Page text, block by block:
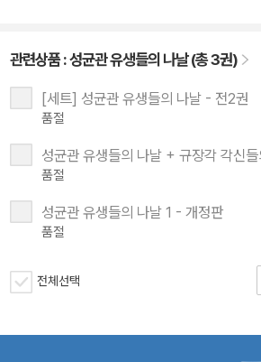
관련상품 :성균관 유생들의 나날 (총 3권)
[세트] 성균관 유생들의 나날 - 전2권
품절
성균관 유생들의 나날 + 규장각 각신
품절
성균관 유생들의 나날 1 - 개정판
품절
전체선택